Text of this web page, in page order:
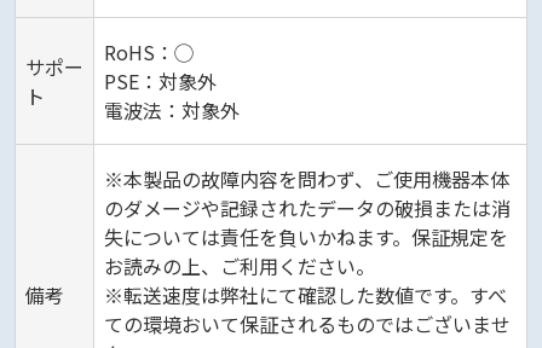
サポー
ト
RoHS：◯
PSE：対象外
電波法：対象外
備考
※本製品の故障内容を問わず、ご使用機器本体
のダメージや記録されたデータの破損または消
失については責任を負いかねます。保証規定を
お読みの上、ご利用ください。
※転送速度は弊社にて確認した数値です。すべ
ての環境おいて保証されるものではございませ